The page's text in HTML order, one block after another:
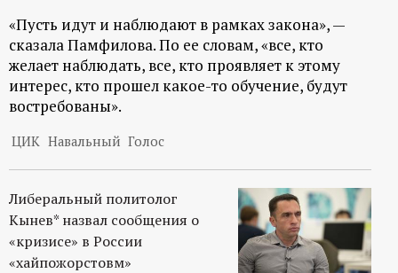
«Пусть идут и наблюдают в рамках закона», —
сказала Памфилова. По ее словам, «все, кто
желает наблюдать, все, кто проявляет к этому
интерес, кто прошел какое-то обучение, будут
востребованы».
ЦИК Навальный Голос
Либеральный политолог
Кынев* назвал сообщения о
«кризисе» в России
«хайпожорстовм»